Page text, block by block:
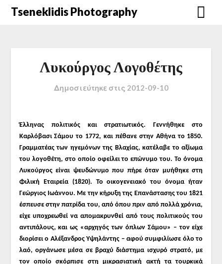
Μετάβαση
Tseneklidis Photography
Λυκούργος Λογοθέτης
Δημοσιεύτηκε στις 2012-09-10
Έλληνας πολιτικός και στρατιωτικός. Γεννήθηκε στο
Καρλόβασι Σάμου το 1772,και πέθανε στην Αθήνα το 1850.
Γραμματέας των ηγεμόνων της Βλαχίας, κατέλαβε το αξίωμα
του λογοθέτη, στο οποίο οφείλει το επώνυμο του. Το όνομα
Λυκούργος είναι ψευδώνυμο που πήρε όταν μυήθηκε στη
Φιλική Εταιρεία (1820). Το οικογενειακό του όνομα ήταν
Γεώργιος Ιωάννου. Με την κήρυξη της Επανάστασης του 1821
έσπευσε στην πατρίδα του, από όπου πριν από πολλά χρόνια,
είχε υποχρεωθεί να απομακρυνθεί από τους πολιτικούς του
αντιπάλους, και ως «αρχηγός των όπλων Σάμου» – τον είχε
διορίσει ο Αλέξανδρος Υψηλάντης – αφού συμφιλίωσε όλο το
λαό, οργάνωσε μέσα σε βραχύ διάστημα ισχυρό στρατό, με
τον οποίο σκόρπισε στη μικρασιατική ακτή τα τουρκικά